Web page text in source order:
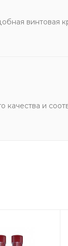
винтовая
и